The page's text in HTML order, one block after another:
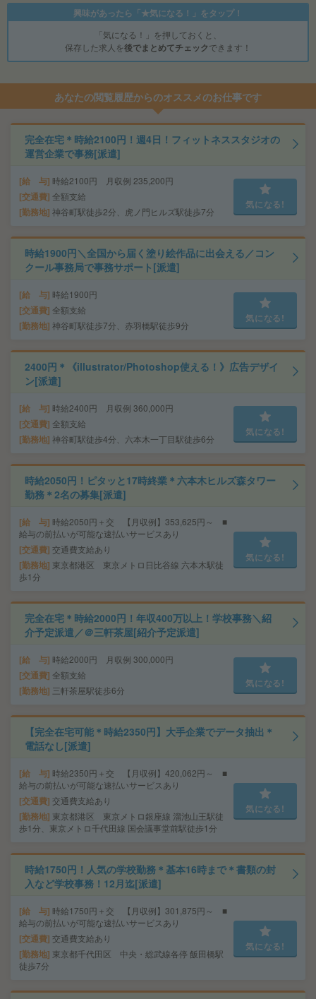
興味があったら「★気になる！」をタップ！
「気になる！」を押しておくと、
保存した求人を後でまとめてチェックできます！
あなたの閲覧履歴からのオススメのお仕事です
完全在宅＊時給2100円！週4日！フィットネススタジオの
運営企業で事務[派遣]
給 与 時給2100円 月収例 235,200円
交通費 全額支給
勤務地 神谷町駅徒歩2分、虎ノ門ヒルズ駅徒歩7分
気になる!
時給1900円＼全国から届く塗り絵作品に出会える／コン
クール事務局で事務サポート[派遣]
給 与 時給1900円
交通費 全額支給
勤務地 神谷町駅徒歩7分、赤羽橋駅徒歩9分
気になる!
2400円＊《illustrator/Photoshop使える！》広告デザイ
ン[派遣]
給 与 時給2400円 月収例 360,000円
交通費 全額支給
勤務地 神谷町駅徒歩4分、六本木一丁目駅徒歩6分
気になる!
時給2050円！ピタッと17時終業＊六本木ヒルズ森タワー
勤務＊2名の募集[派遣]
給 与 時給2050円＋交 【月収例】353,625円～ ■
給与の前払いが可能な速払いサービスあり
交通費 交通費支給あり
勤務地 東京都港区 東京メトロ日比谷線 六本木駅徒
歩1分
気になる!
完全在宅＊時給2000円！年収400万以上！学校事務＼紹
介予定派遣／＠三軒茶屋[紹介予定派遣]
給 与 時給2000円 月収例 300,000円
交通費 全額支給
勤務地 三軒茶屋駅徒歩6分
気になる!
【完全在宅可能＊時給2350円】大手企業でデータ抽出＊
電話なし[派遣]
給 与 時給2350円＋交 【月収例】420,062円～ ■
給与の前払いが可能な速払いサービスあり
交通費 交通費支給あり
勤務地 東京都港区 東京メトロ銀座線 溜池山王駅徒
歩1分、東京メトロ千代田線 国会議事堂前駅徒歩1分
気になる!
時給1750円！人気の学校勤務＊基本16時まで＊書類の封
入など学校事務！12月迄[派遣]
給 与 時給1750円＋交 【月収例】301,875円～ ■
給与の前払いが可能な速払いサービスあり
交通費 交通費支給あり
勤務地 東京都千代田区 中央・総武線各停 飯田橋駅
徒歩7分
気になる!